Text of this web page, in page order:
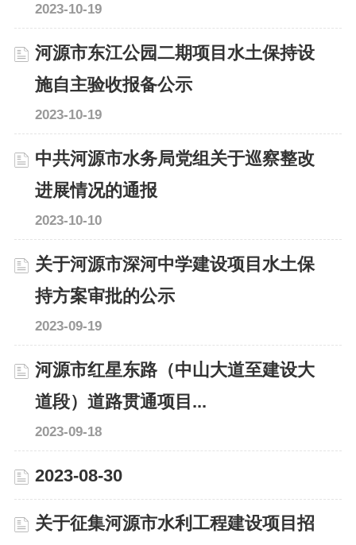
2023-10-19
河源市东江公园二期项目水土保持设
施自主验收报备公示
2023-10-19
中共河源市水务局党组关于巡察整改
进展情况的通报
2023-10-10
关于河源市深河中学建设项目水土保
持方案审批的公示
2023-09-19
河源市红星东路（中山大道至建设大
道段）道路贯通项目...
2023-09-18
2023-08-30
关于征集河源市水利工程建设项目招